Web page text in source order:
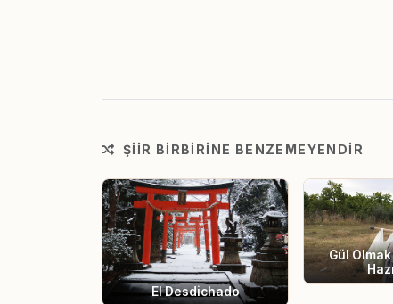
ŞIIR BIRBIRINE BENZEMEYENDIR
El Desdichado
Gül